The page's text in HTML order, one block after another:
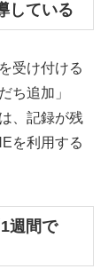
している
受け付ける
ち追加」
、記録が残
を利用する
週間で